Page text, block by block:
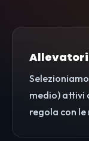
medio) attivi
regola con